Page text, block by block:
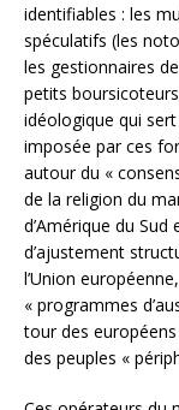
identifiables : les
spéculatifs (les
les gestionnaires
petits
idéologique qui
imposée par ces
autour du «
de la religion du
d’Amérique du
d’ajustement
l’Union
« programmes
tour des
des peuples «